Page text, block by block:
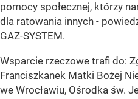
pomocy społecznej, którzy
dla ratowania innych -
GAZ-SYSTEM.
Wsparcie rzeczowe trafi do:
Franciszkanek Matki Bożej
we Wrocławiu, Ośrodka św.